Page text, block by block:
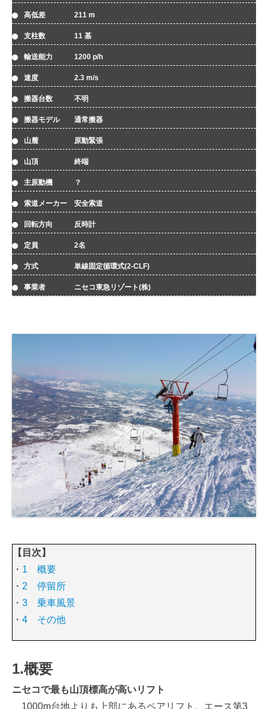
高低差 211 m
支柱数 11 基
輸送能力 1200 p/h
速度 2.3 m/s
搬器台数 不明
搬器モデル 通常搬器
山麓 原動緊張
山頂 終端
主原動機 ？
索道メーカー 安全索道
回転方向 反時計
定員 2名
方式 単線固定循環式(2-CLF)
事業者 ニセコ東急リゾート(株)
【目次】
・ 1 概要
・ 2 停留所
・ 3 乗車風景
・ 4 その他
1.概要
ニセコで最も山頂標高が高いリフト
1000m台地よりも上部にあるペアリフト。エース第3